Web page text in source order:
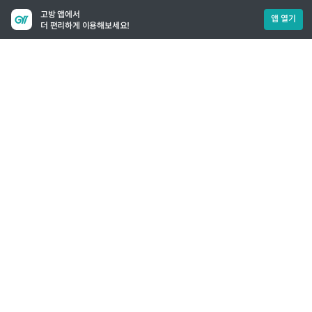
고방 앱에서
더 편리하게 이용해보세요!
앱 열기